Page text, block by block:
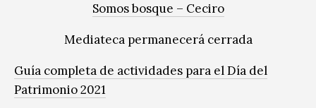
Somos bosque – Ceciro
Mediateca permanecerá cerrada
Guía completa de actividades para el Día del
Patrimonio 2021